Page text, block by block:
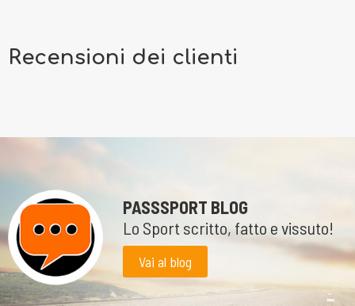
Recensioni dei clienti
PASSSPORT BLOG
Lo Sport scritto, fatto e vissuto!
Vai al blog